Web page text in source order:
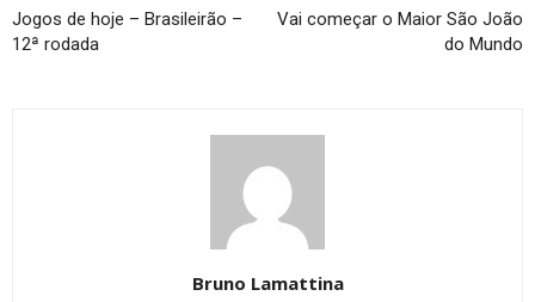
Jogos de hoje – Brasileirão –
12ª rodada
Vai começar o Maior São João
do Mundo
Bruno Lamattina